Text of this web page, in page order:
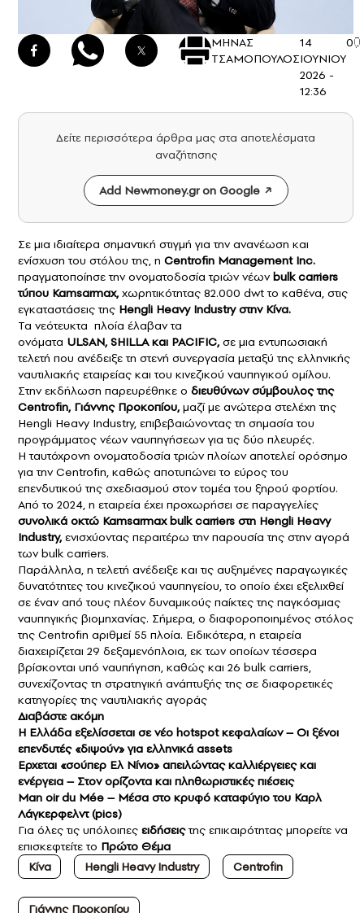
ΜΗΝΑΣ
ΤΣΑΜΟΠΟΥΛΟΣ
14
ΙΟΥΝΙΟΥ
2026 -
12:36
0
Δείτε περισσότερα άρθρα μας στα αποτελέσματα
αναζήτησης
Add Newmoney.gr on Google
Σε μια ιδιαίτερα σημαντική στιγμή για την ανανέωση και
ενίσχυση του στόλου της, η Centrofin Management Inc.
πραγματοποίησε την ονοματοδοσία τριών νέωνbulk carriers
τύπου Kamsarmax,χωρητικότητας 82.000 dwt το καθένα, στις
εγκαταστάσεις της Hengli Heavy Industry στην Κίνα.
Τα νεότευκτα πλοία έλαβαν τα
ονόματα ULSAN, SHILLA και PACIFIC,σε μια εντυπωσιακή
τελετή που ανέδειξε τη στενή συνεργασία μεταξύ της ελληνικής
ναυτιλιακής εταιρείας και του κινεζικού ναυπηγικού ομίλου.
Στην εκδήλωση παρευρέθηκε ο διευθύνων σύμβουλος της
Centrofin, Γιάννης Προκοπίου,μαζί με ανώτερα στελέχη της
Hengli Heavy Industry, επιβεβαιώνοντας τη σημασία του
προγράμματος νέων ναυπηγήσεων για τις δύο πλευρές.
Η ταυτόχρονη ονοματοδοσία τριών πλοίων αποτελεί ορόσημο
για την Centrofin, καθώς αποτυπώνει το εύρος του
επενδυτικού της σχεδιασμού στον τομέα του ξηρού φορτίου.
Από το 2024, η εταιρεία έχει προχωρήσει σε παραγγελίες
συνολικά οκτώ Kamsarmax bulk carriers στη Hengli Heavy
Industry,ενισχύοντας περαιτέρω την παρουσία της στην αγορά
των bulk carriers.
Παράλληλα, η τελετή ανέδειξε και τις αυξημένες παραγωγικές
δυνατότητες του κινεζικού ναυπηγείου, το οποίο έχει εξελιχθεί
σε έναν από τους πλέον δυναμικούς παίκτες της παγκόσμιας
ναυπηγικής βιομηχανίας. Σήμερα, ο διαφοροποιημένος στόλος
της Centrofin αριθμεί 55 πλοία. Ειδικότερα, η εταιρεία
διαχειρίζεται 29 δεξαμενόπλοια, εκ των οποίων τέσσερα
βρίσκονται υπό ναυπήγηση, καθώς και 26 bulk carriers,
συνεχίζοντας τη στρατηγική ανάπτυξής της σε διαφορετικές
κατηγορίες της ναυτιλιακής αγοράς
Διαβάστε ακόμη
Η Ελλάδα εξελίσσεται σε νέο hotspot κεφαλαίων – Οι ξένοι
επενδυτές «διψούν» για ελληνικά assets
Ερχεται «σούπερ Ελ Νίνιο» απειλώντας καλλιέργειες και
ενέργεια – Στον ορίζοντα και πληθωριστικές πιέσεις
Man oir du Mée – Μέσα στο κρυφό καταφύγιο του Καρλ
Λάγκερφελντ (pics)
Για όλες τις υπόλοιπες ειδήσειςτης επικαιρότητας μπορείτε να
επισκεφτείτε το Πρώτο Θέμα
Κίνα
Hengli Heavy Industry Centrofin
Γιάννης Προκοπίου